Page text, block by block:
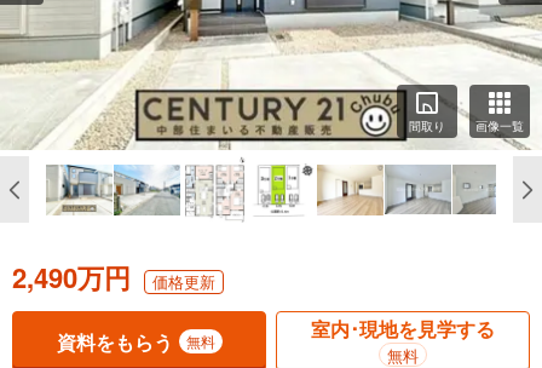
間取り 画像一覧
2,490万円 価格更新
資料をもらう 無料 室内･現地を見学する
無料